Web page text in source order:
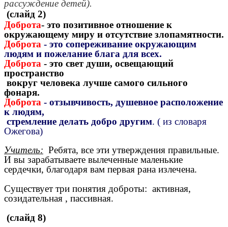
рассуждение детей).
(слайд 2)
Доброта- это позитивное отношение к
окружающему миру и отсутствие злопамятности.
Доброта - это сопереживание окружающим
людям и пожелание блага для всех.
Доброта - это свет души, освещающий
пространство
вокруг человека лучше самого сильного
фонаря.
Доброта - отзывчивость, душевное расположение
к людям,
стремление делать добро другим. ( из словаря
Ожегова)
Учитель: Ребята, все эти утверждения правильные.
И вы зарабатываете вылеченные маленькие
сердечки, благодаря вам первая рана излечена.
Существует три понятия доброты: активная,
созидательная , пассивная.
(слайд 8)